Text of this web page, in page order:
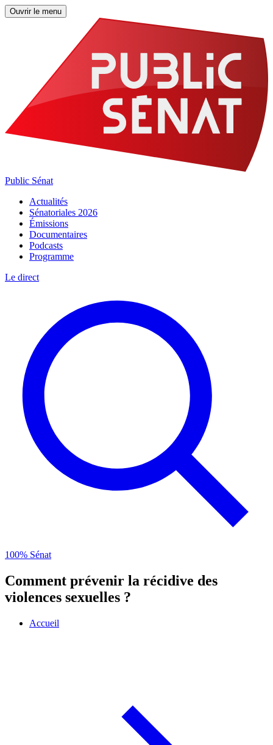
Ouvrir le menu
Public Sénat
Actualités
Sénatoriales 2026
Émissions
Documentaires
Podcasts
Programme
Le direct
100% Sénat
Comment prévenir la récidive des
violences sexuelles ?
Accueil